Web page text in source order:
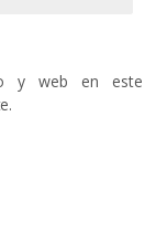
y web en este